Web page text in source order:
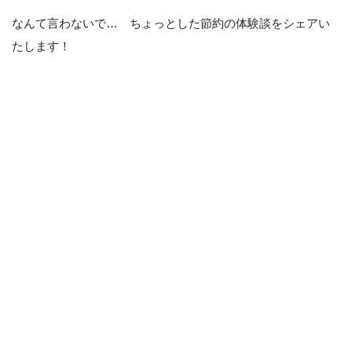
なんて言わないで… ちょっとした節約の体験談をシェアい
たします！